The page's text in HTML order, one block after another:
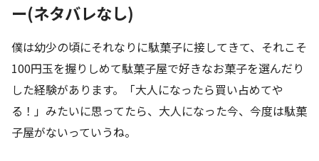
ー(ネタバレなし)
僕は幼少の頃にそれなりに駄菓子に接してきて、それこそ
100円玉を握りしめて駄菓子屋で好きなお菓子を選んだり
した経験があります。「大人になったら買い占めてや
る！」みたいに思ってたら、大人になった今、今度は駄菓
子屋がないっていうね。